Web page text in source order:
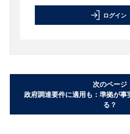
ログイン
次のページ
政府調達要件に適用も：準拠が事
る？